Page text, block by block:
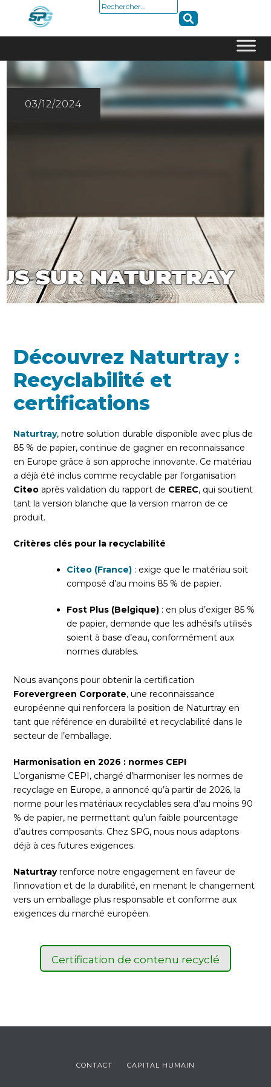
Skip
Rechercher :
03/12/2024
Découvrez Naturtray :
Recyclabilité et
certifications
Naturtray, notre solution durable disponible avec plus de
85 % de papier, continue de gagner en reconnaissance
en Europe grâce à son approche innovante. Ce matériau
a déjà été inclus comme recyclable par l’organisation
Citeo après validation du rapport de CEREC, qui soutient
tant la version blanche que la version marron de ce
produit.
Critères clés pour la recyclabilité
Citeo (France) : exige que le matériau soit
composé d’au moins 85 % de papier.
Fost Plus (Belgique) : en plus d’exiger 85 %
de papier, demande que les adhésifs utilisés
soient à base d’eau, conformément aux
normes durables.
Nous avançons pour obtenir la certification
Forevergreen Corporate, une reconnaissance
européenne qui renforcera la position de Naturtray en
tant que référence en durabilité et recyclabilité dans le
secteur de l’emballage.
Harmonisation en 2026 : normes CEPI
L’organisme CEPI, chargé d’harmoniser les normes de
recyclage en Europe, a annoncé qu’à partir de 2026, la
norme pour les matériaux recyclables sera d’au moins 90
% de papier, ne permettant qu’un faible pourcentage
d’autres composants. Chez SPG, nous nous adaptons
déjà à ces futures exigences.
Naturtrayrenforce notre engagement en faveur de
l’innovation et de la durabilité, en menant le changement
vers un emballage plus responsable et conforme aux
exigences du marché européen.
Certification de contenu recyclé
CONTACT CAPITAL HUMAIN